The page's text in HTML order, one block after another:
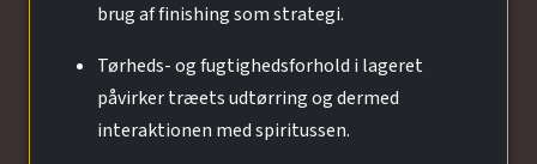
brug af finishing som strategi.
Tørheds- og fugtighedsforhold i lageret
påvirker træets udtørring og dermed
interaktionen med spiritussen.